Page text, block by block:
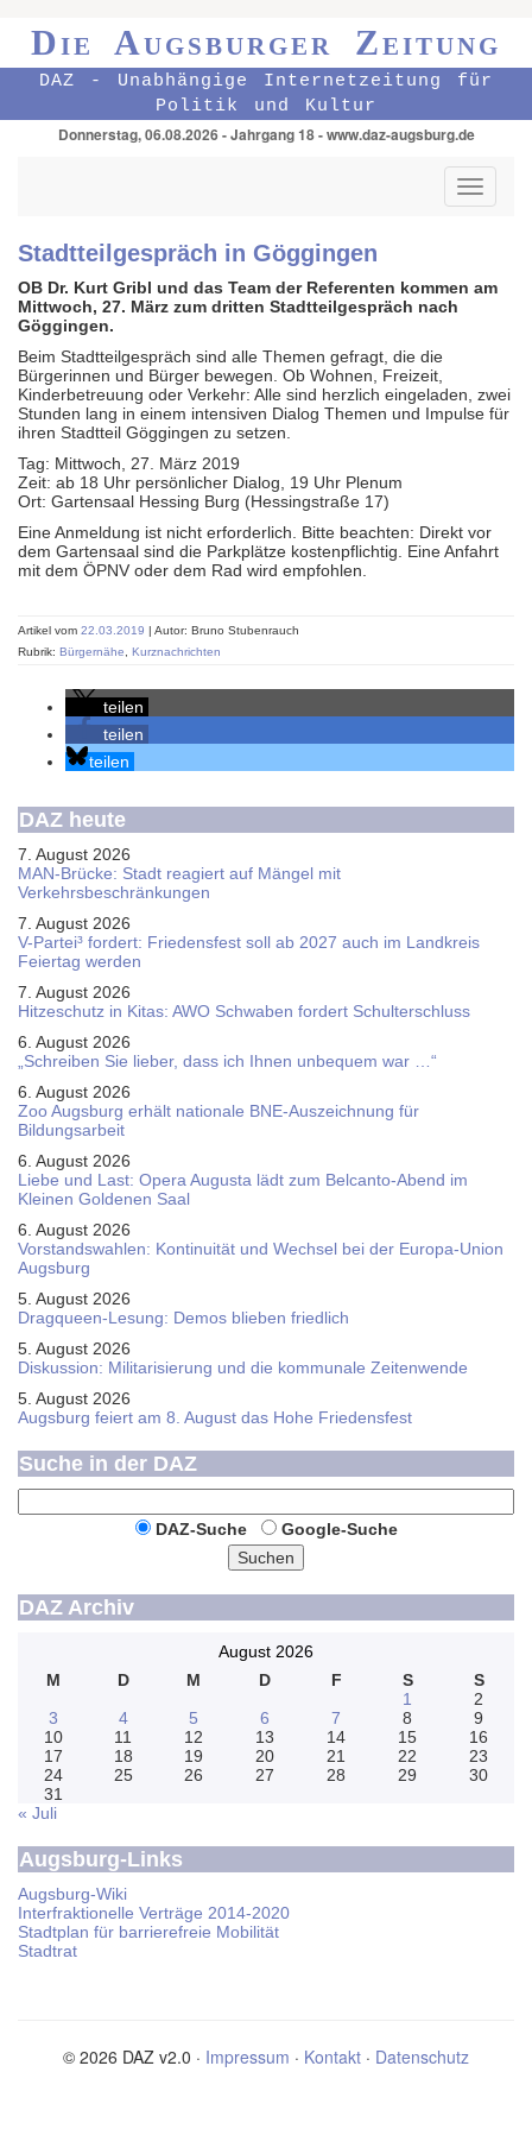
Die Augsburger Zeitung
DAZ - Unabhängige Internetzeitung für
Politik und Kultur
Donnerstag, 06.08.2026 - Jahrgang 18 - www.daz-augsburg.de
Toggle
Stadtteilgespräch in Göggingen
OB Dr. Kurt Gribl und das Team der Referenten kommen am
Mittwoch, 27. März zum dritten Stadtteilgespräch nach
Göggingen.
Beim Stadtteilgespräch sind alle Themen gefragt, die die
Bürgerinnen und Bürger bewegen. Ob Wohnen, Freizeit,
Kinderbetreuung oder Verkehr: Alle sind herzlich eingeladen, zwei
Stunden lang in einem intensiven Dialog Themen und Impulse für
ihren Stadtteil Göggingen zu setzen.
Tag: Mittwoch, 27. März 2019
Zeit: ab 18 Uhr persönlicher Dialog, 19 Uhr Plenum
Ort: Gartensaal Hessing Burg (Hessingstraße 17)
Eine Anmeldung ist nicht erforderlich. Bitte beachten: Direkt vor
dem Gartensaal sind die Parkplätze kostenpflichtig. Eine Anfahrt
mit dem ÖPNV oder dem Rad wird empfohlen.
Artikel vom 22.03.2019 | Autor: Bruno Stubenrauch
Rubrik: Bürgernähe Kurznachrichten
teilen
teilen
teilen
DAZ heute
7. August 2026
MAN-Brücke: Stadt reagiert auf Mängel mit
Verkehrsbeschränkungen
7. August 2026
V-Partei­³ fordert: Friedens­fest soll ab 2027 auch im Land­kreis
Feier­tag werden
7. August 2026
Hitzeschutz in Kitas: AWO Schwaben fordert Schulterschluss
6. August 2026
„Schreiben Sie lieber, dass ich Ihnen unbequem war …“
6. August 2026
Zoo Augsburg erhält nationale BNE-Auszeichnung für
Bildungsarbeit
6. August 2026
Liebe und Last: Opera Augusta lädt zum Belcanto-Abend im
Kleinen Goldenen Saal
6. August 2026
Vorstandswahlen: Kontinuität und Wechsel bei der Europa-Union
Augsburg
5. August 2026
Dragqueen-Lesung: Demos blieben friedlich
5. August 2026
Diskussion: Mi­li­ta­ri­sie­rung und die kommunale Zeitenwende
5. August 2026
Augsburg feiert am 8. August das Hohe Friedensfest
Suche in der DAZ
DAZ-Suche
Google-Suche
Suchen
DAZ Archiv
August 2026
M
D M D F S
S
1
2
3
4 5 6 7 8
9
10
11 12 13 14 15
16
17
18 19 20 21 22
23
24
25 26 27 28 29
30
31
« Juli
Augsburg-Links
Augsburg-Wiki
Interfraktionelle Verträge 2014-2020
Stadtplan für barrierefreie Mobilität
Stadtrat
© 2026 DAZ v2.0 · Impressum · Kontakt · Datenschutz